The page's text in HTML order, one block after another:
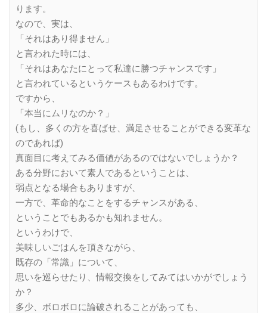
ります。
なので、実は、
「それはあり得ません」
と言われた時には、
「それはあなたにとって私達に勝つチャンスです」
と言われているというケースもあるわけです。
ですから、
「本当にムリなのか？」
(もし、多くの方を喜ばせ、満足させることができる変革な
のであれば)
真面目に考えてみる価値があるのではないでしょうか？
ある分野において素人であるということは、
弱点となる場合もありますが、
一方で、革命的なことをするチャンスがある、
ということでもあるかも知れません。
というわけで、
美味しいごはんを頂きながら、
既存の「常識」について、
思いを巡らせたり、情報交換をしてみてはいかがでしょう
か？
多少、ボロボロに論破されることがあっても、